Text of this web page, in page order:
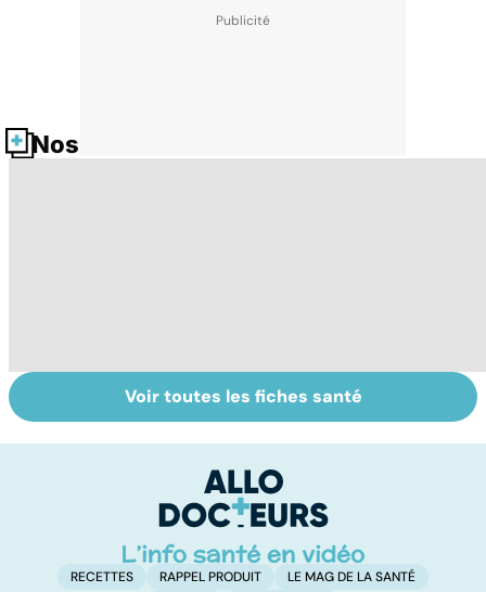
Nos fiches santé
Les méthodes
qui fonctionnent
Choisir le sexe de
son enfant, c’est
Voir toutes les fiches santé
RECETTES RAPPEL PRODUIT
LE MAG DE LA SANTÉ